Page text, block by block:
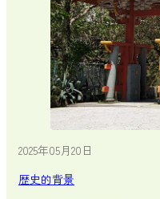
2025年05月20日
歴史的背景